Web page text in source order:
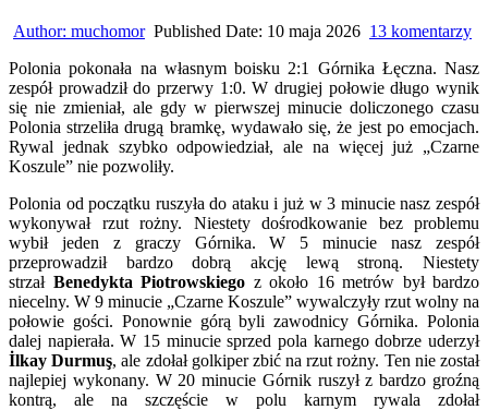
Author: muchomor Published Date: 10 maja 2026 13 komentarzydo
w
z
3
Polonia pokonała na własnym boisku 2:1 Górnika Łęczna. Nasz
zespół prowadził do przerwy 1:0. W drugiej połowie długo wynik
się nie zmieniał, ale gdy w pierwszej minucie doliczonego czasu
Polonia strzeliła drugą bramkę, wydawało się, że jest po emocjach.
Rywal jednak szybko odpowiedział, ale na więcej już „Czarne
Koszule” nie pozwoliły.
Polonia od początku ruszyła do ataku i już w 3 minucie nasz zespół
wykonywał rzut rożny. Niestety dośrodkowanie bez problemu
wybił jeden z graczy Górnika. W 5 minucie nasz zespół
przeprowadził bardzo dobrą akcję lewą stroną. Niestety
strzał Benedykta Piotrowskiego z około 16 metrów był bardzo
niecelny. W 9 minucie „Czarne Koszule” wywalczyły rzut wolny na
połowie gości. Ponownie górą byli zawodnicy Górnika. Polonia
dalej napierała. W 15 minucie sprzed pola karnego dobrze uderzył
İlkay Durmuş, ale zdołał golkiper zbić na rzut rożny. Ten nie został
najlepiej wykonany. W 20 minucie Górnik ruszył z bardzo groźną
kontrą, ale na szczęście w polu karnym rywala zdołał